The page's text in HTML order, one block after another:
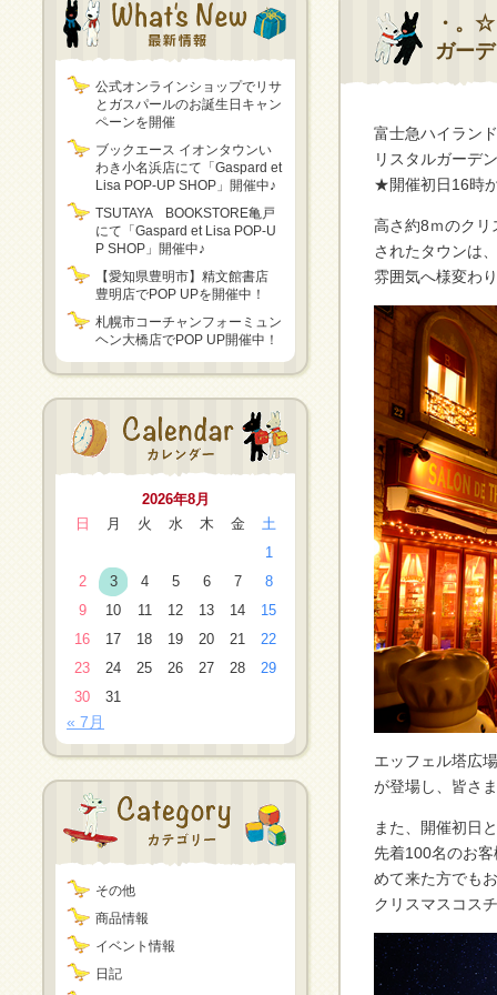
公式オンラインショップでリサ
とガスパールのお誕生日キャン
ペーンを開催
ブックエース イオンタウンい
わき小名浜店にて「Gaspard et
Lisa POP-UP SHOP」開催中♪
TSUTAYA BOOKSTORE亀戸
にて「Gaspard et Lisa POP-U
P SHOP」開催中♪
【愛知県豊明市】精文館書店
豊明店でPOP UPを開催中！
札幌市コーチャンフォーミュン
ヘン大橋店でPOP UP開催中！
2026年8月
日
月 火 水 木 金
土
1
2
3 4 5 6 7
8
9
10 11 12 13 14
15
16
17 18 19 20 21
22
23
24 25 26 27 28
29
30
31
« 7月
その他
商品情報
イベント情報
日記
・。
ガー
富士急ハイラン
リスタルガーデ
★開催初日16時
高さ約8ｍのクリ
されたタウンは
雰囲気へ様変わ
エッフェル塔広
が登場し、皆さ
また、開催初日
先着100名のお
めて来た方でも
クリスマスコス